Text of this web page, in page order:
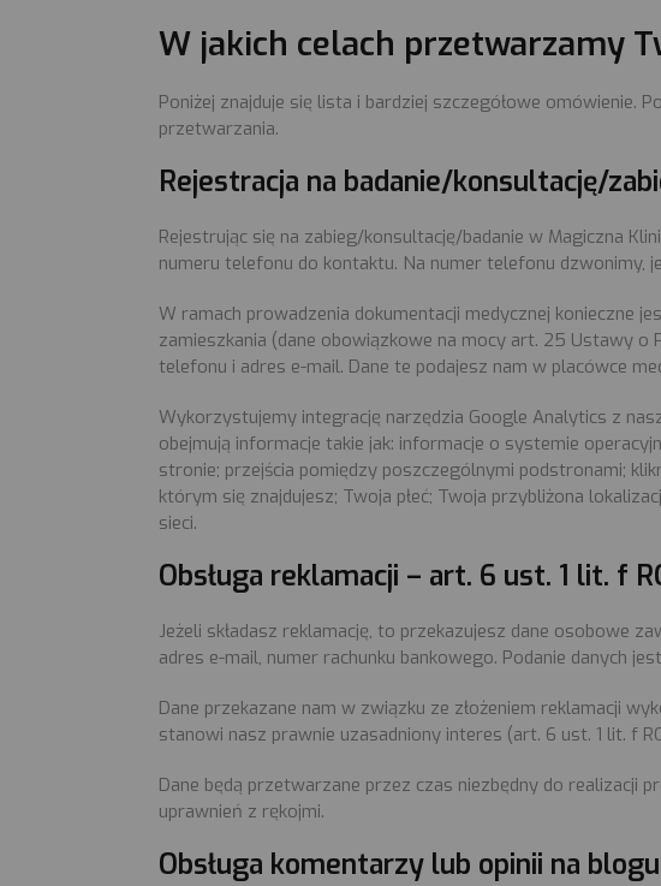
W jakich celach przetwarzamy
Poniżej znajduje się lista i bardziej szczegółowe
przetwarzania.
Rejestracja na badanie/konsultację/
Rejestrując się na zabieg/konsultację/badanie w Magiczna
numeru telefonu do kontaktu. Na numer telefonu dzwonimy,
W ramach prowadzenia dokumentacji medycznej konieczne
zamieszkania (dane obowiązkowe na mocy art. 25 Ustawy o
telefonu i adres e-mail. Dane te podajesz nam w placówce
Wykorzystujemy integrację narzędzia Google Analytics z
obejmują informacje takie jak: informacje o systemie
stronie; przejścia pomiędzy poszczególnymi podstronami;
którym się znajdujesz; Twoja płeć; Twoja przybliżona
sieci.
Obsługa reklamacji – art. 6 ust. 1 lit. f
Jeżeli składasz reklamację, to przekazujesz dane osobowe
adres e-mail, numer rachunku bankowego. Podanie danych
Dane przekazane nam w związku ze złożeniem reklamacji
stanowi nasz prawnie uzasadniony interes (art. 6 ust. 1 lit. f
Dane będą przetwarzane przez czas niezbędny do realizacji
uprawnień z rękojmi.
Obsługa komentarzy lub opinii na